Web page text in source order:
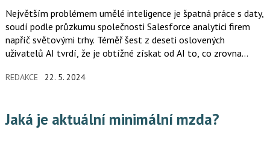
Největším problémem umělé inteligence je špatná práce s daty,
soudí podle průzkumu společnosti Salesforce analytici firem
napříč světovými trhy. Téměř šest z deseti oslovených
uživatelů AI tvrdí, že je obtížné získat od AI to, co zrovna
průzkumu tvrdí, že nedůvěřuje datům používaným k trénování
úplná a bezpečná data.
REDAKCE 22. 5. 2024
Jaká je aktuální minimální mzda?